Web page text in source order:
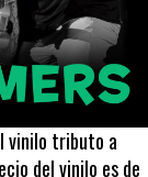
vinilo tributo a
del vinilo es de